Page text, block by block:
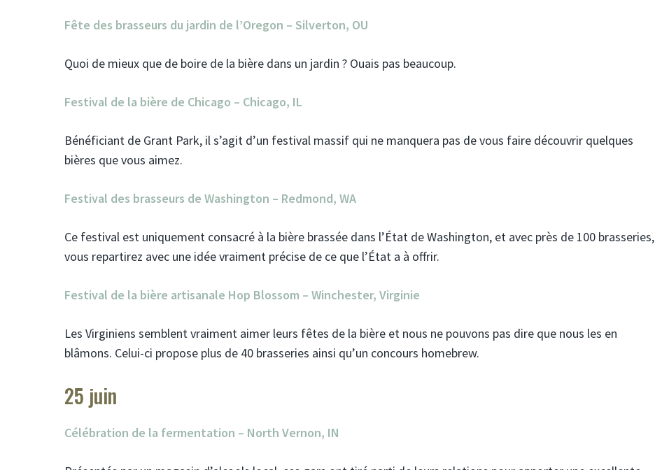
Fête des brasseurs du jardin de l’Oregon – Silverton, OU
Quoi de mieux que de boire de la bière dans un jardin ? Ouais pas beaucoup.
Festival de la bière de Chicago – Chicago, IL
Bénéficiant de Grant Park, il s’agit d’un festival massif qui ne manquera pas de vous faire découvrir quelques
bières que vous aimez.
Festival des brasseurs de Washington – Redmond, WA
Ce festival est uniquement consacré à la bière brassée dans l’État de Washington, et avec près de 100 brasseries,
vous repartirez avec une idée vraiment précise de ce que l’État a à offrir.
Festival de la bière artisanale Hop Blossom – Winchester, Virginie
Les Virginiens semblent vraiment aimer leurs fêtes de la bière et nous ne pouvons pas dire que nous les en
blâmons. Celui-ci propose plus de 40 brasseries ainsi qu’un concours homebrew.
25 juin
Célébration de la fermentation – North Vernon, IN